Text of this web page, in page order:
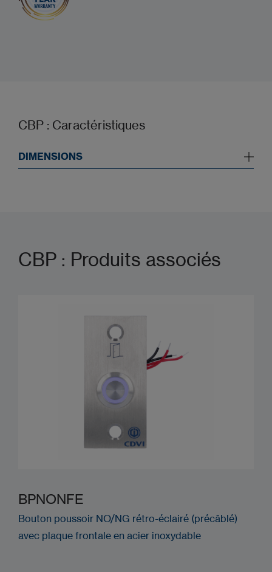
CBP : Caractéristiques
DIMENSIONS
CBP : Produits associés
BPNONFE
Bouton poussoir NO/NG rétro-éclairé (précâblé)
avec plaque frontale en acier inoxydable